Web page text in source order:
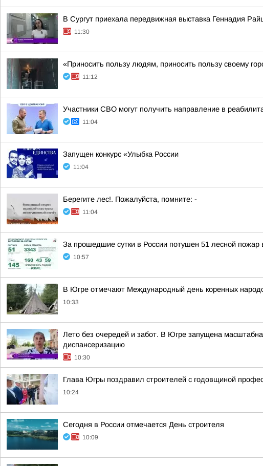
В Сургут приехала передвижная выставка Геннадия
11:30
«Приносить пользу людям, приносить пользу своему
11:12
Участники СВО могут получить направление в
11:04
Запущен конкурс «Улыбка России
11:04
Берегите лес!. Пожалуйста, помните: -
11:04
За прошедшие сутки в России потушен 51 лесной пожар
10:57
В Югре отмечают Международный день коренных
10:33
Лето без очередей и забот. В Югре запущена
диспансеризацию
10:30
Глава Югры поздравил строителей с годовщиной
10:24
Сегодня в России отмечается День строителя
10:09